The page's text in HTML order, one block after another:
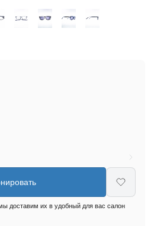
доставим их в удобный для вас салон